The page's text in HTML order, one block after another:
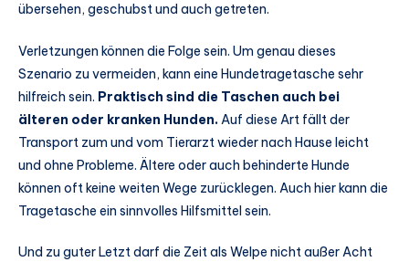
übersehen, geschubst und auch getreten.
Verletzungen können die Folge sein. Um genau dieses
Szenario zu vermeiden, kann eine Hundetragetasche sehr
hilfreich sein. Praktisch sind die Taschen auch bei
älteren oder kranken Hunden. Auf diese Art fällt der
Transport zum und vom Tierarzt wieder nach Hause leicht
und ohne Probleme. Ältere oder auch behinderte Hunde
können oft keine weiten Wege zurücklegen. Auch hier kann die
Tragetasche ein sinnvolles Hilfsmittel sein.
Und zu guter Letzt darf die Zeit als Welpe nicht außer Acht